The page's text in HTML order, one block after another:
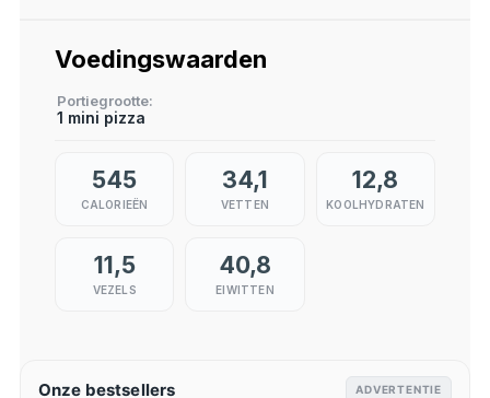
Voedingswaarden
Portiegrootte
1 mini pizza
545
CALORIEËN
34,1
VETTEN
12,8
KOOLHYDRATEN
11,5
VEZELS
40,8
EIWITTEN
Onze bestsellers ADVERTENTIE